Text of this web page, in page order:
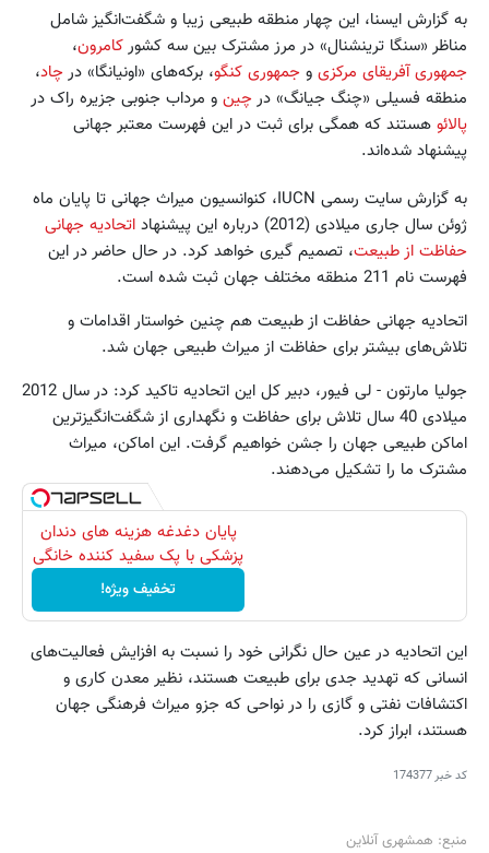
به گزارش ایسنا، این چهار منطقه طبیعی زیبا و شگفت‌انگیز شامل
مناظر «سنگا ترینشنال» در مرز مشترک بین سه کشور کامرون،‌
جمهوری آفریقای مرکزی و جمهوری کنگو، برکه‌های «اونیانگا» در چاد،
منطقه فسیلی «چنگ جیانگ» در چین و مرداب جنوبی جزیره راک در
پالائو هستند که همگی برای ثبت در این فهرست معتبر جهانی
پیشنهاد شده‌اند.
به گزارش سایت رسمی IUCN، کنوانسیون میراث جهانی تا پایان ماه
ژوئن سال جاری میلادی (2012) درباره این پیشنهاد
اتحادیه جهانی
حفاظت از طبیعت، تصمیم گیری خواهد کرد. در حال حاضر در این
فهرست نام 211 منطقه مختلف جهان ثبت شده است.
اتحادیه جهانی حفاظت از طبیعت هم چنین خواستار اقدامات و
تلاش‌های بیشتر برای حفاظت از میراث طبیعی جهان شد.
جولیا مارتون - لی فیور، دبیر کل این اتحادیه تاکید کرد: در سال 2012
میلادی 40 سال تلاش برای حفاظت و نگهداری از شگفت‌انگیزترین
اماکن طبیعی جهان را جشن خواهیم گرفت. این اماکن، میراث
مشترک ما را تشکیل می‌دهند.
پایان دغدغه هزینه های دندان
پزشکی با پک سفید کننده خانگی
تخفیف ویژه!
این اتحادیه در عین حال نگرانی خود را نسبت به افزایش فعالیت‌های
انسانی که تهدید جدی برای طبیعت هستند، نظیر معدن کاری و
اکتشافات نفتی و گازی را در نواحی که جزو میراث فرهنگی جهان
هستند، ابراز کرد.
کد خبر174377
منبع: همشهری آنلاین